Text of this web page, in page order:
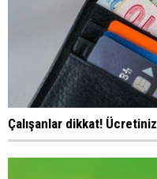
Çalışanlar dikkat!